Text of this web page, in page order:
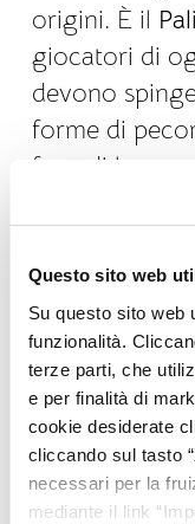
Questo sito web
Su questo sito web
funzionalità.
terze parti, che
e per finalità di
cookie desiderate
cliccando sul tasto
necessari per la
mediante il link
origini. È il
giocatori di
devono
forme di
fuso di legno
A
da padrone.
IlVino Nobile
da uve di
alChiantie al